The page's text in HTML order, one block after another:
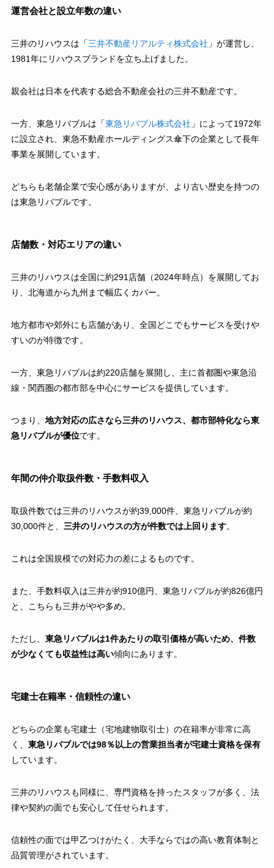
運営会社と設立年数の違い
三井のリハウスは「三井不動産リアルティ株式会社 」が運営し、
1981年にリハウスブランドを立ち上げました。
親会社は日本を代表する総合不動産会社の三井不動産です。
一方、東急リバブルは「東急リバブル株式会社 」によって1972年
に設立され、東急不動産ホールディングス傘下の企業として長年
事業を展開しています。
どちらも老舗企業で安心感がありますが、より古い歴史を持つの
は東急リバブルです。
店舗数・対応エリアの違い
三井のリハウスは全国に約291店舗（2024年時点）を展開してお
り、北海道から九州まで幅広くカバー。
地方都市や郊外にも店舗があり、全国どこでもサービスを受けや
すいのが特徴です。
一方、東急リバブルは約220店舗を展開し、主に首都圏や東急沿
線・関西圏の都市部を中心にサービスを提供しています。
つまり、 地方対応の広さなら三井のリハウス、都市部特化なら東
急リバブルが優位です。
年間の仲介取扱件数・手数料収入
取扱件数では三井のリハウスが約39,000件、東急リバブルが約
30,000件と、 三井のリハウスの方が件数では上回ります。
これは全国規模での対応力の差によるものです。
また、手数料収入は三井が約910億円、東急リバブルが約826億円
と、こちらも三井がやや多め。
ただし、 東急リバブルは1件あたりの取引価格が高いため、件数
が少なくても収益性は高い傾向にあります。
宅建士在籍率・信頼性の違い
どちらの企業も宅建士（宅地建物取引士）の在籍率が非常に高
く、 東急リバブルでは98％以上の営業担当者が宅建士資格を保有
しています。
三井のリハウスも同様に、専門資格を持ったスタッフが多く、法
律や契約の面でも安心して任せられます。
信頼性の面では甲乙つけがたく、大手ならではの高い教育体制と
品質管理がされています。